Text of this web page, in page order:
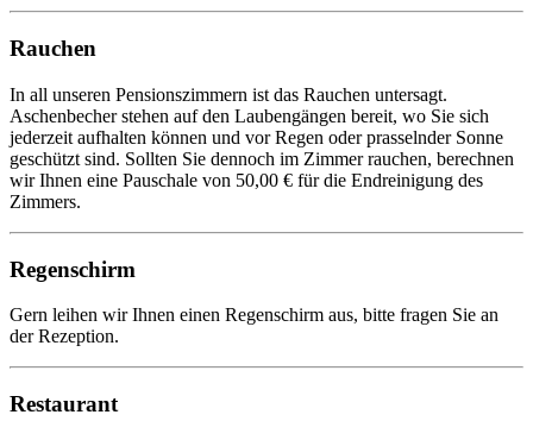
Rauchen
In all unseren Pensionszimmern ist das Rauchen untersagt.
Aschenbecher stehen auf den Laubengängen bereit, wo Sie sich
jederzeit aufhalten können und vor Regen oder prasselnder Sonne
geschützt sind. Sollten Sie dennoch im Zimmer rauchen, berechnen
wir Ihnen eine Pauschale von 50,00 € für die Endreinigung des
Zimmers.
Regenschirm
Gern leihen wir Ihnen einen Regenschirm aus, bitte fragen Sie an
der Rezeption.
Restaurant